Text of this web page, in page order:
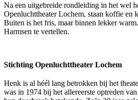
Na een uitgebreide rondleiding in het wel
Openluchttheater Lochem, staan koffie en
Buiten is het fris, maar binnen lekker
Harmsen te vertellen.
Stichting Openluchttheater Lochem
Henk is al héél lang betrokken bij het
was in 1974 bij het allereerste optreden